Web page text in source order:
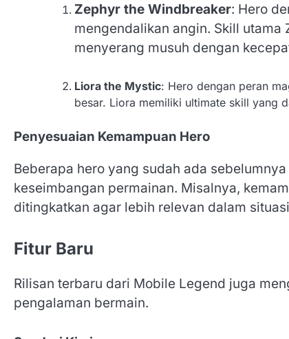
Zephyr the Windbreaker: Hero
mengendalikan angin. Skill
menyerang musuh dengan
Liora the Mystic: Hero dengan peran
besar. Liora memiliki ultimate skill yang
Penyesuaian Kemampuan Hero
Beberapa hero yang sudah ada
keseimbangan permainan. Misalnya,
ditingkatkan agar lebih relevan dalam
Fitur Baru
Rilisan terbaru dari Mobile Legend juga
pengalaman bermain.